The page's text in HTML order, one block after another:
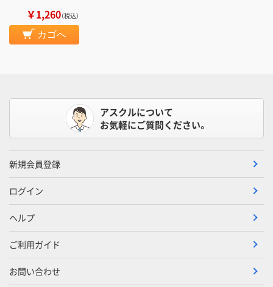
￥1,260（税込）
カゴへ
アスクルについて
お気軽にご質問ください。
新規会員登録
ログイン
ヘルプ
ご利用ガイド
お問い合わせ